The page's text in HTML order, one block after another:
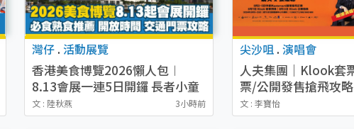
灣仔 . 活動展覽
香港美食博覽2026懶人包︱
8.13會展一連5日開鑼 長者小童
免費入場！精選尊貴美食區＋必
搶家電名茶優惠
文 : 陸秋燕 3小時前
尖沙咀 . 演唱會
人夫集團｜Klook套
票/公開發售搶飛攻
購票連結.場地座位表
文 : 李寶怡